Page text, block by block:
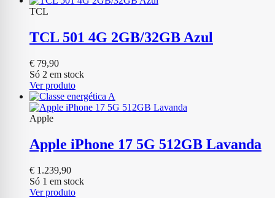
TCL
TCL 501 4G 2GB/32GB Azul
€ 79,90
Só 2 em stock
Ver produto
Apple
Apple iPhone 17 5G 512GB Lavanda
€ 1.239,90
Só 1 em stock
Ver produto